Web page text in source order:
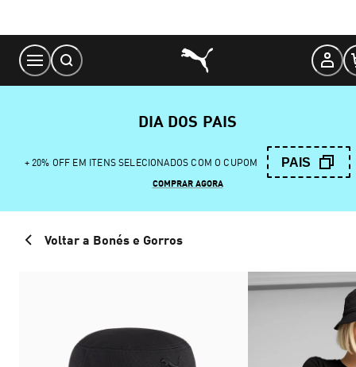
Content
DIA DOS PAIS
+ 20% OFF EM ITENS SELECIONADOS COM O CUPOM PAIS
COMPRAR AGORA
Voltar a Bonés e Gorros